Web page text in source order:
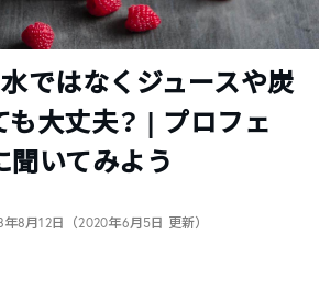
ではなくジュースや炭
大丈夫？ | プロフェ
聞いてみよう
年8月12日（2020年6月5日 更新）